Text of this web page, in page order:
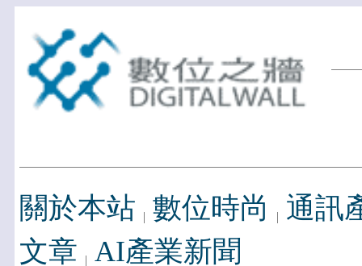
關於本站 數位時尚
通訊
文章 AI產業新聞